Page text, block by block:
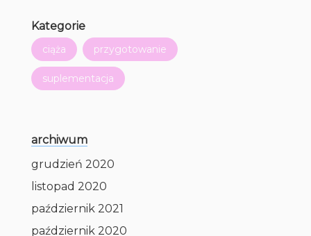
Kategorie
ciąża przygotowanie
suplementacja
archiwum
grudzień 2020
listopad 2020
październik 2021
październik 2020